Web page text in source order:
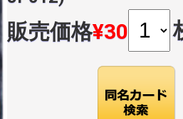
販売価格¥30